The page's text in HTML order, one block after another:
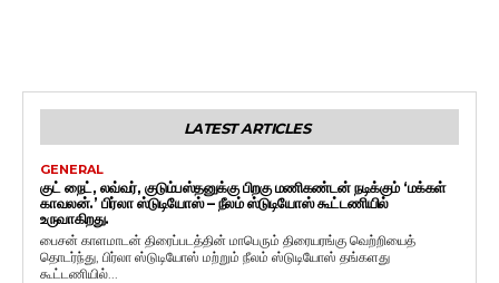
LATEST ARTICLES
GENERAL
குட் நைட், லவ்வர், குடும்பஸ்தனுக்கு பிறகு மணிகண்டன் நடிக்கும் ‘மக்கள்
காவலன்.’ பிர்லா ஸ்டுடியோஸ் – நீலம் ஸ்டுடியோஸ் கூட்டணியில்
உருவாகிறது.
பைசன் காளமாடன் திரைப்படத்தின் மாபெரும் திரையரங்கு வெற்றியைத்
தொடர்ந்து, பிர்லா ஸ்டுடியோஸ் மற்றும் நீலம் ஸ்டுடியோஸ் தங்களது
கூட்டணியில்...